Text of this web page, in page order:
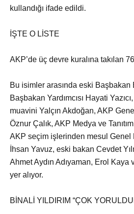
kullandığı ifade edildi.
İŞTE O LİSTE
AKP’de üç devre kuralına takılan
Bu isimler arasında eski Başbakan
Başbakan Yardımcısı Hayati
muavini Yalçın Akdoğan, AKP
Öznur Çalık, AKP Medya ve
AKP seçim işlerinden mesul Genel
İhsan Yavuz, eski bakan Cevdet
Ahmet Aydın Adıyaman, Erol
yer alıyor.
BİNALİ YILDIRIM “ÇOK